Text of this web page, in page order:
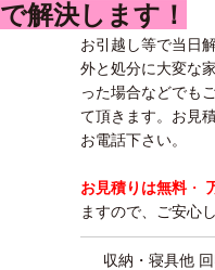
で解決します！
お引越し等で当日
外と処分に大変な
った場合などでも
て頂きます。お見
お電話下さい。
お見積りは無料・
ますので、ご安心
収納・寝具他